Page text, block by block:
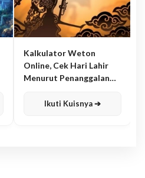
Kalkulator Weton
Online, Cek Hari Lahir
Menurut Penanggalan
Ikuti Kuisnya ➔